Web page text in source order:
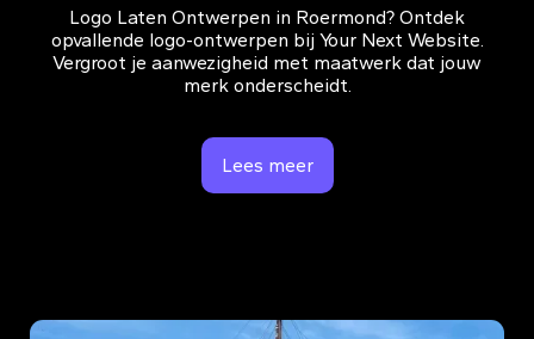
Logo Laten Ontwerpen in Roermond? Ontdek
opvallende logo-ontwerpen bij Your Next Website.
Vergroot je aanwezigheid met maatwerk dat jouw
merk onderscheidt.
Lees meer